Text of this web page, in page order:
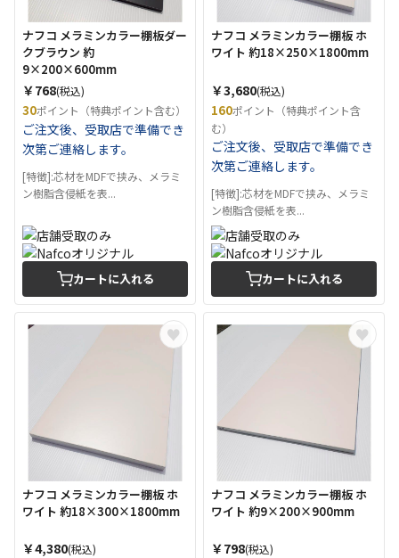
ナフコ メラミンカラー棚板ダー
クブラウン 約
9×200×600mm
￥768(税込)
30ポイント（特典ポイント含む）
ご注文後、受取店で準備でき
次第ご連絡します。
[特徴]:芯材をMDFで挟み、メラミ
ン樹脂含侵紙を表...
カートに入れる
ナフコ メラミンカラー棚板 ホ
ワイト 約18×250×1800mm
￥3,680(税込)
160ポイント（特典ポイント含
む）
ご注文後、受取店で準備でき
次第ご連絡します。
[特徴]:芯材をMDFで挟み、メラミ
ン樹脂含侵紙を表...
カートに入れる
ナフコ メラミンカラー棚板 ホ
ワイト 約18×300×1800mm
￥4,380(税込)
ナフコ メラミンカラー棚板 ホ
ワイト 約9×200×900mm
￥798(税込)